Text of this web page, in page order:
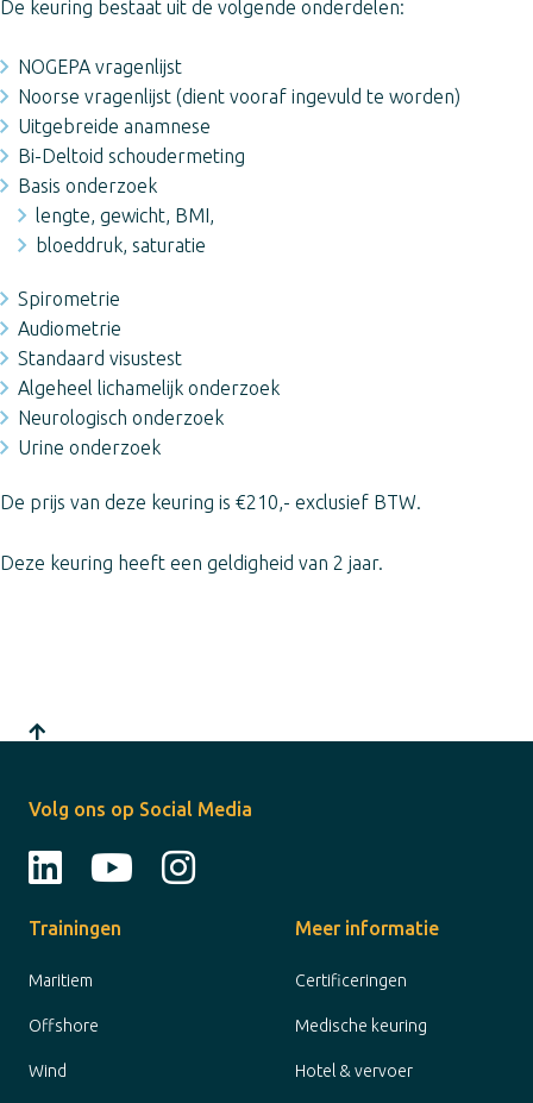
De keuring bestaat uit de volgende onderdelen:
NOGEPA vragenlijst
Noorse vragenlijst (dient vooraf ingevuld te worden)
Uitgebreide anamnese
Bi-Deltoid schoudermeting
Basis onderzoek
lengte, gewicht, BMI,
bloeddruk, saturatie
Spirometrie
Audiometrie
Standaard visustest
Algeheel lichamelijk onderzoek
Neurologisch onderzoek
Urine onderzoek
De prijs van deze keuring is €210,- exclusief BTW.
Deze keuring heeft een geldigheid van 2 jaar.
Volg ons op Social Media
Trainingen
Maritiem
Offshore
Wind
Meer informatie
Certificeringen
Medische keuring
Hotel & vervoer